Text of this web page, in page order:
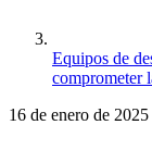
Equipos de
comprometer
16 de enero de 2025